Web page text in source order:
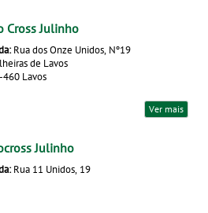
Cross Julinho
Rua dos Onze Unidos, Nº19
de Lavos
460 Lavos
Ver mais
Julinho
Rua 11 Unidos, 19